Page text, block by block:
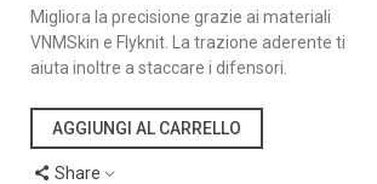
Migliora la precisione grazie ai materiali
VNMSkin e Flyknit. La trazione aderente ti
aiuta inoltre a staccare i difensori.
AGGIUNGI AL CARRELLO
Share